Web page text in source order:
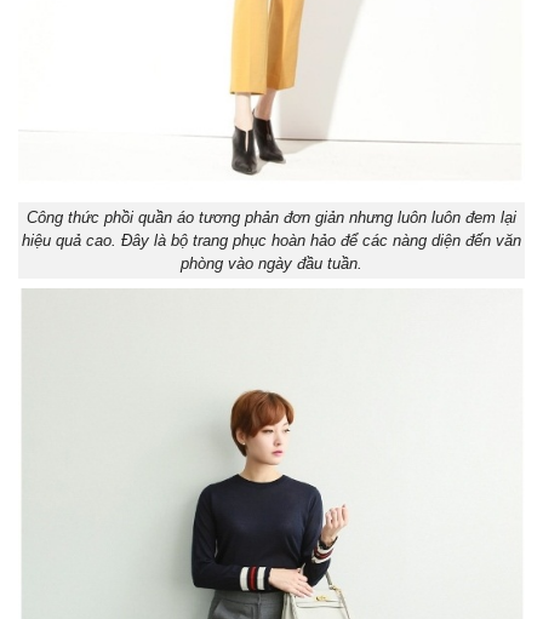
Công thức phồi quần áo tương phản đơn giản nhưng luôn luôn đem lại
hiệu quả cao. Đây là bộ trang phục hoàn hảo để các nàng diện đến văn
phòng vào ngày đầu tuần.